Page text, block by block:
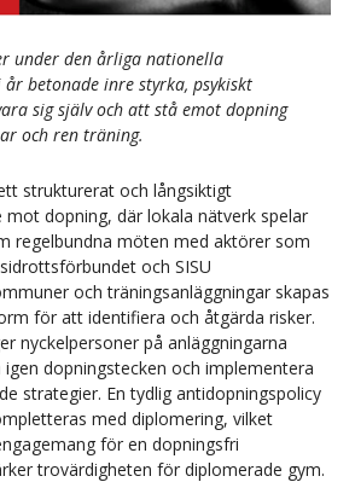
under den årliga nationella
betonade inre styrka, psykiskt
sig själv och att stå emot dopning
och ren träning.
strukturerat och långsiktigt
dopning, där lokala nätverk spelar
regelbundna möten med aktörer som
och SISU
och träningsanläggningar skapas
för att identifiera och åtgärda risker.
nyckelpersoner på anläggningarna
dopningstecken och implementera
strategier. En tydlig antidopningspolicy
med diplomering, vilket
för en dopningsfri
trovärdigheten för diplomerade gym.